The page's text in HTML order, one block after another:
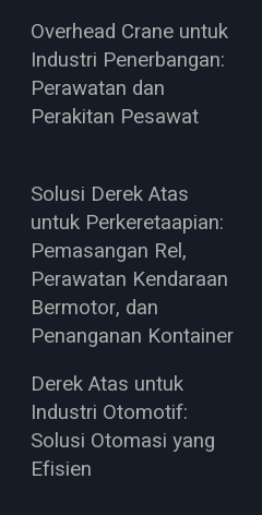
Overhead Crane untuk
Industri Penerbangan:
Perawatan dan
Perakitan Pesawat
Solusi Derek Atas
untuk Perkeretaapian:
Pemasangan Rel,
Perawatan Kendaraan
Bermotor, dan
Penanganan Kontainer
Derek Atas untuk
Industri Otomotif:
Solusi Otomasi yang
Efisien